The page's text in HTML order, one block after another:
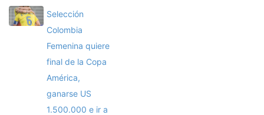
Selección
Colombia
Femenina quiere
final de la Copa
América,
ganarse US
1.500.000 e ir a